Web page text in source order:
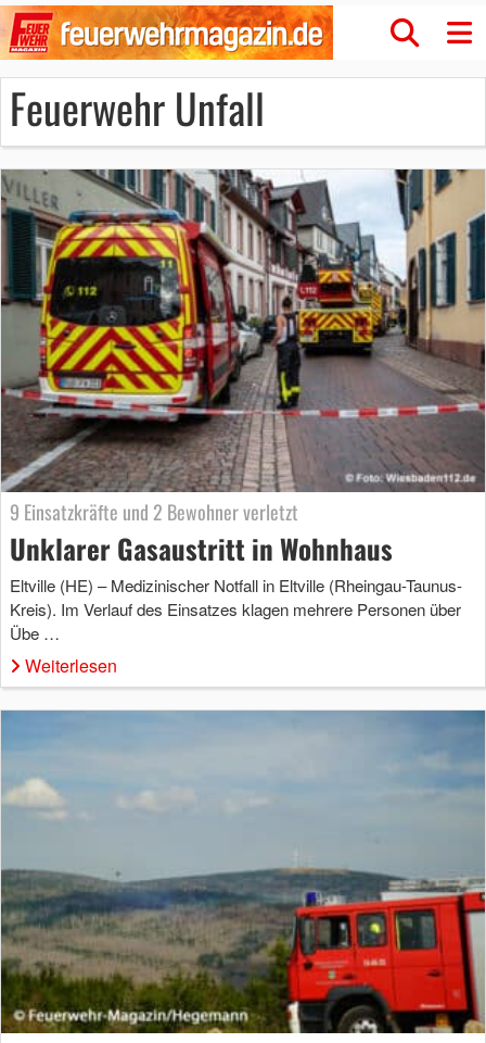
Feuerwehr Unfall
9 Einsatzkräfte und 2 Bewohner verletzt
Unklarer Gasaustritt in Wohnhaus
Eltville (HE) – Medizinischer Notfall in Eltville (Rheingau-Taunus-
Kreis). Im Verlauf des Einsatzes klagen mehrere Personen über
Übe …
Weiterlesen